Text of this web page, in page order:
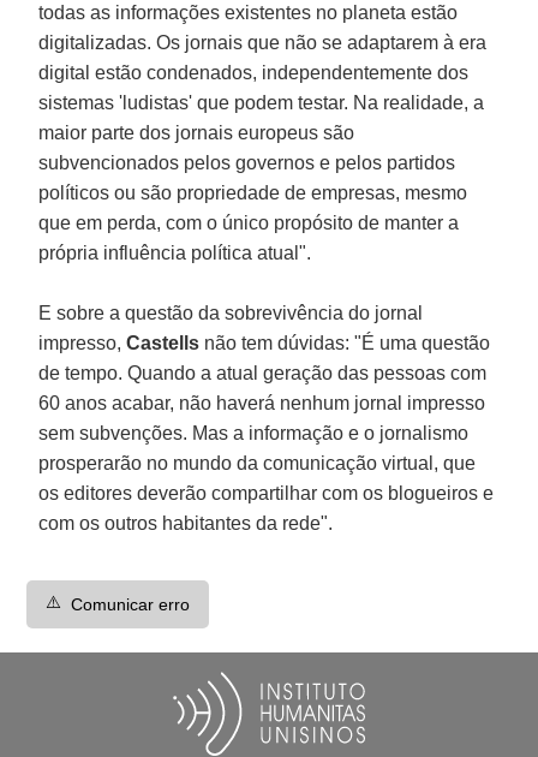
todas as informações existentes no planeta estão
digitalizadas. Os jornais que não se adaptarem à era
digital estão condenados, independentemente dos
sistemas 'ludistas' que podem testar. Na realidade, a
maior parte dos jornais europeus são
subvencionados pelos governos e pelos partidos
políticos ou são propriedade de empresas, mesmo
que em perda, com o único propósito de manter a
própria influência política atual".
E sobre a questão da sobrevivência do jornal
impresso,Castells não tem dúvidas: "É uma questão
de tempo. Quando a atual geração das pessoas com
60 anos acabar, não haverá nenhum jornal impresso
sem subvenções. Mas a informação e o jornalismo
prosperarão no mundo da comunicação virtual, que
os editores deverão compartilhar com os blogueiros e
com os outros habitantes da rede".
⚠️ Comunicar erro